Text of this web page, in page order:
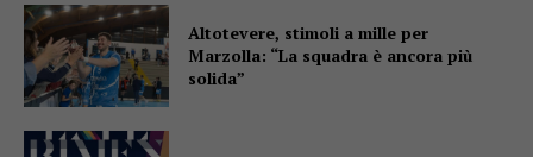
Altotevere, stimoli a mille per
Marzolla: “La squadra è ancora più
solida”